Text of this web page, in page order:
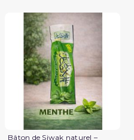
Bâton de Siwak naturel –